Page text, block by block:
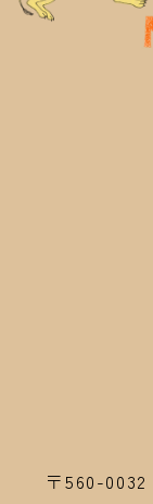
〒560-0032